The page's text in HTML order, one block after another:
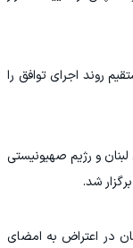
روند اجرای توافق را
و رژیم صهیونیستی
شد.
در اعتراض به امضای